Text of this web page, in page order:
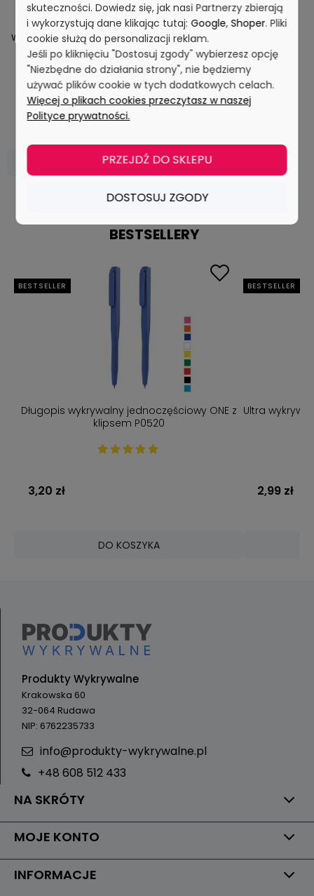
Wykrywalny marker-cienkopis
TWIN P0554
Cena netto:7,50 zł
DO KOSZYKA
BESTSELLERY
Długopis wykrywalny jednoczęściowy ONE z
klipsem P0520
3,20 zł
DO KOSZYKA
BESTSELLER
Ultra
2,99 zł
BESTSELLER
NA SKRÓTY
MOJE KONTO
INFORMACJE
Produkty Wykrywalne
Krakowska 60
32-064 Rudawa
NIP: 6762235733
info@produkty-wykrywalne.pl
+48 608 512 433
skuteczności. Dowiedz się, jak nasi Partnerzy zbierają
i wykorzystują dane klikając tutaj:Google,Shoper. Pliki
cookie służą do personalizacji reklam.
Jeśli po kliknięciu "Dostosuj zgody" wybierzesz opcję
"Niezbędne do działania strony", nie będziemy
używać plików cookie w tych dodatkowych celach.
Więcej o plikach cookies przeczytasz w naszej
Polityce prywatności.
PRZEJDŹ DO SKLEPU
DOSTOSUJ ZGODY